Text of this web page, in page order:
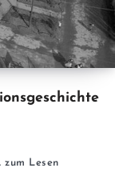
zum Lesen